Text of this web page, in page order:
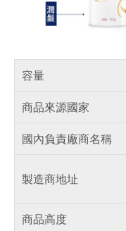
容量
商品來源國家
國內負責廠商名稱
製造商地址
商品高度